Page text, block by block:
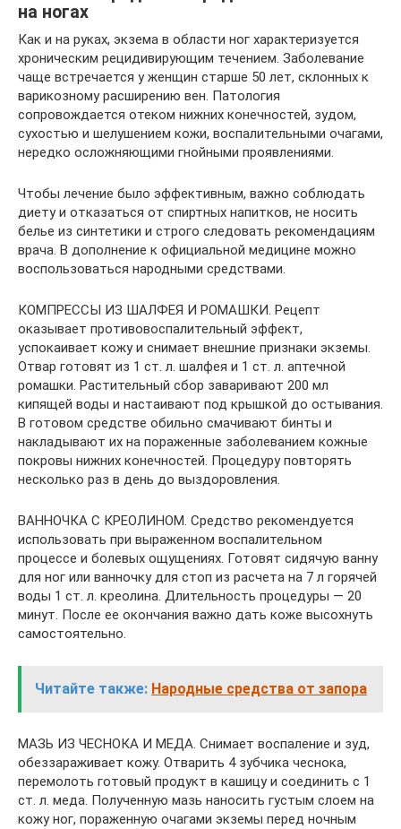
на ногах
Как и на руках, экзема в области ног характеризуется
хроническим рецидивирующим течением. Заболевание
чаще встречается у женщин старше 50 лет, склонных к
варикозному расширению вен. Патология
сопровождается отеком нижних конечностей, зудом,
сухостью и шелушением кожи, воспалительными очагами,
нередко осложняющими гнойными проявлениями.
Чтобы лечение было эффективным, важно соблюдать
диету и отказаться от спиртных напитков, не носить
белье из синтетики и строго следовать рекомендациям
врача. В дополнение к официальной медицине можно
воспользоваться народными средствами.
КОМПРЕССЫ ИЗ ШАЛФЕЯ И РОМАШКИ. Рецепт
оказывает противовоспалительный эффект,
успокаивает кожу и снимает внешние признаки экземы.
Отвар готовят из 1 ст. л. шалфея и 1 ст. л. аптечной
ромашки. Растительный сбор заваривают 200 мл
кипящей воды и настаивают под крышкой до остывания.
В готовом средстве обильно смачивают бинты и
накладывают их на пораженные заболеванием кожные
покровы нижних конечностей. Процедуру повторять
несколько раз в день до выздоровления.
ВАННОЧКА С КРЕОЛИНОМ. Средство рекомендуется
использовать при выраженном воспалительном
процессе и болевых ощущениях. Готовят сидячую ванну
для ног или ванночку для стоп из расчета на 7 л горячей
воды 1 ст. л. креолина. Длительность процедуры — 20
минут. После ее окончания важно дать коже высохнуть
самостоятельно.
Читайте также: Народные средства от запора
МАЗЬ ИЗ ЧЕСНОКА И МЕДА. Снимает воспаление и зуд,
обеззараживает кожу. Отварить 4 зубчика чеснока,
перемолоть готовый продукт в кашицу и соединить с 1
ст. л. меда. Полученную мазь наносить густым слоем на
кожу ног, пораженную очагами экземы перед ночным